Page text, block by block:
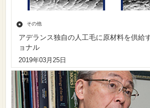
その他
アデランス独自の人工毛に原材料を供給
ョナル
2019年03月25日